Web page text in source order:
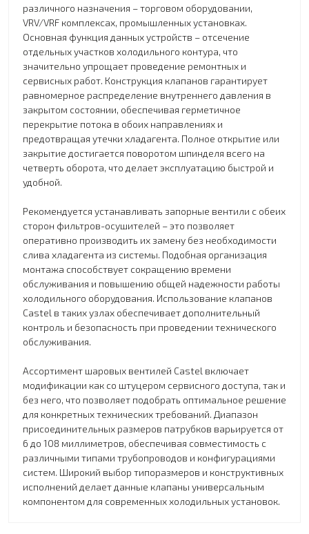
различного назначения – торговом оборудовании,
VRV/VRF комплексах, промышленных установках.
Основная функция данных устройств – отсечение
отдельных участков холодильного контура, что
значительно упрощает проведение ремонтных и
сервисных работ. Конструкция клапанов гарантирует
равномерное распределение внутреннего давления в
закрытом состоянии, обеспечивая герметичное
перекрытие потока в обоих направлениях и
предотвращая утечки хладагента. Полное открытие или
закрытие достигается поворотом шпинделя всего на
четверть оборота, что делает эксплуатацию быстрой и
удобной.
Рекомендуется устанавливать запорные вентили с обеих
сторон фильтров-осушителей – это позволяет
оперативно производить их замену без необходимости
слива хладагента из системы. Подобная организация
монтажа способствует сокращению времени
обслуживания и повышению общей надежности работы
холодильного оборудования. Использование клапанов
Castel в таких узлах обеспечивает дополнительный
контроль и безопасность при проведении технического
обслуживания.
Ассортимент шаровых вентилей Castel включает
модификации как со штуцером сервисного доступа, так и
без него, что позволяет подобрать оптимальное решение
для конкретных технических требований. Диапазон
присоединительных размеров патрубков варьируется от
6 до 108 миллиметров, обеспечивая совместимость с
различными типами трубопроводов и конфигурациями
систем. Широкий выбор типоразмеров и конструктивных
исполнений делает данные клапаны универсальным
компонентом для современных холодильных установок.